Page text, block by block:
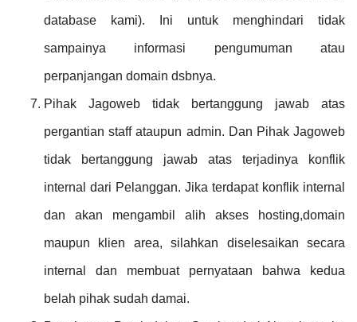
database kami). Ini untuk menghindari tidak
sampainya informasi pengumuman atau
perpanjangan domain dsbnya.
Pihak Jagoweb tidak bertanggung jawab atas
pergantian staff ataupun admin. Dan Pihak Jagoweb
tidak bertanggung jawab atas terjadinya konflik
internal dari Pelanggan. Jika terdapat konflik internal
dan akan mengambil alih akses hosting,domain
maupun klien area, silahkan diselesaikan secara
internal dan membuat pernyataan bahwa kedua
belah pihak sudah damai.